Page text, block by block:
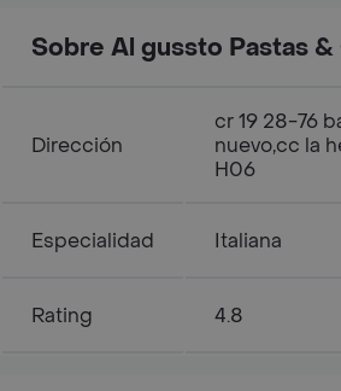
Sobre Al gussto Pastas
Dirección
cr 19 28-76
nuevo,cc la
H06
Especialidad Italiana
Rating 4.8